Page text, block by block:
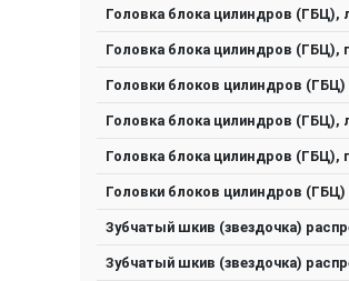
Головка блока цилиндров (ГБЦ),
Головка блока цилиндров (ГБЦ),
Головки блоков цилиндров (ГБЦ)
Головка блока цилиндров (ГБЦ),
Головка блока цилиндров (ГБЦ),
Головки блоков цилиндров
Зубчатый шкив (звездочка)
Зубчатый шкив (звездочка)